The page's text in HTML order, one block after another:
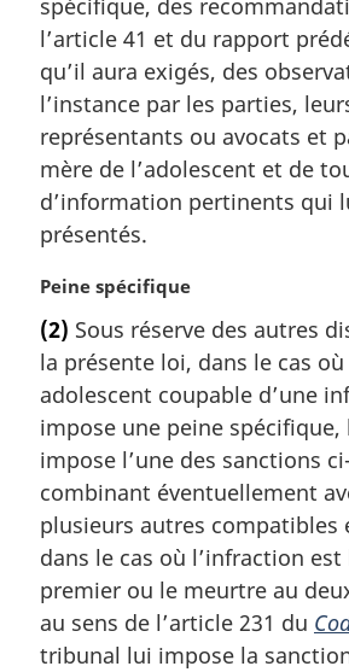
a
g
i
n
a
e
:
spécifique, des
l’article 41 et du rapport
qu’il aura exigés, des
l’instance par les parties,
représentants ou avocats et
mère de l’adolescent et de
d’information pertinents qui
présentés.
N
t
e
m
a
g
i
n
a
e
:
Peine spécifique
(2) Sous réserve des autres
la présente loi, dans le cas
adolescent coupable d’une
impose une peine
impose l’une des sanctions
combinant éventuellement
plusieurs autres compatibles
dans le cas où l’infraction
premier ou le meurtre au
au sens de l’article 231 du
tribunal lui impose la